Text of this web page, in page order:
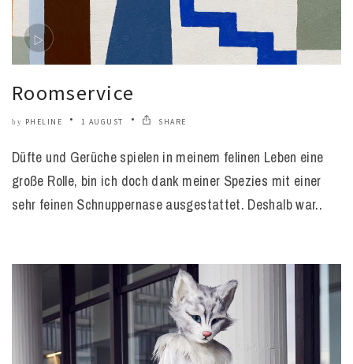
Roomservice
by PHELINE 1 AUGUST SHARE
Düfte und Gerüche spielen in meinem felinen Leben eine
große Rolle, bin ich doch dank meiner Spezies mit einer
sehr feinen Schnuppernase ausgestattet. Deshalb war..